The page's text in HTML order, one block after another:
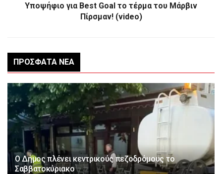
Υποψήφιο για Best Goal το τέρμα του Μάρβιν
Πίρσμαν! (video)
ΠΡΌΣΦΑΤΑ ΝΈΑ
Ο Δήμος πλένει κεντρικούς πεζοδρόμους το
Σαββατοκύριακο